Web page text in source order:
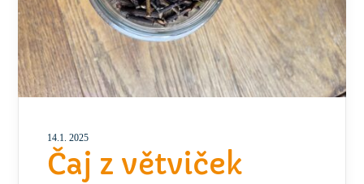
14.1. 2025
Čaj z větviček